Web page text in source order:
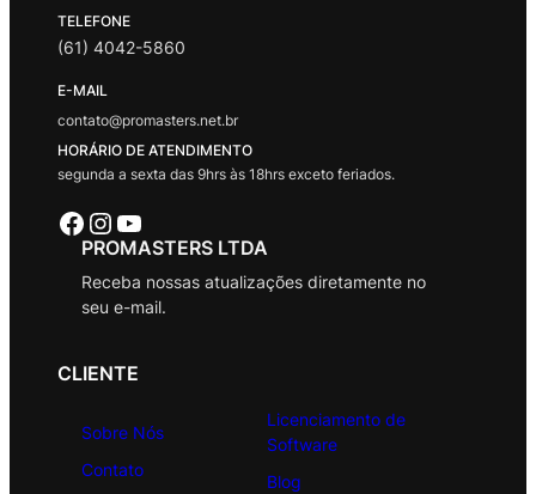
TELEFONE
(61) 4042-5860
E-MAIL
contato@promasters.net.br
HORÁRIO DE ATENDIMENTO
segunda a sexta das 9hrs às 18hrs exceto feriados.
Facebook Instagram Youtube
PROMASTERS LTDA
Receba nossas atualizações diretamente no
seu e-mail.
CLIENTE
Sobre Nós
Contato
Licenciamento de
Software
Blog